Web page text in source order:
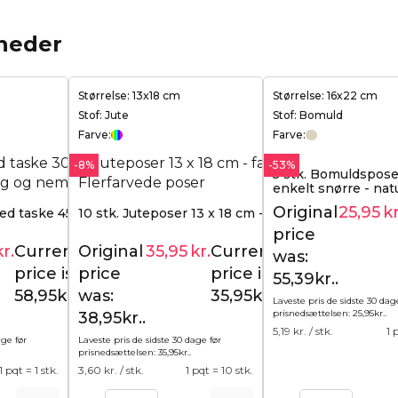
taske 45 x 60 cm
72,19 kr.
Current
price is:
58,95kr..
før
1 pqt = 1 stk.
Størrelse: 13x18 cm
Stof: Jute
Farve:
-8%
10 stk. Juteposer 13 x 18 cm - farvemix
38,95
Original
price
was:
38,95kr..
35,95 kr.Current
price is:
35,95kr..
Laveste pris de sidste 30 dage før
prisnedsættelsen: 35,95kr.
3,60 kr. / stk. 1 pqt = 10 stk.
Størrelse: 16x22 cm
Stof: Bomuld
Farve:
-53%
5 stk.
enkelt snørre -
Original
price
was:
55,39kr..
25,95
Laveste pris de sidste 30
prisnedsættelsen: 25,95kr.
5,19 kr. / stk. 1